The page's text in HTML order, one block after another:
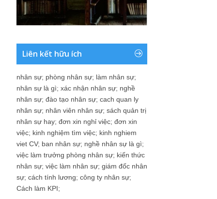
Liên kết hữu ích
nhân sự; phòng nhân sự; làm nhân sự;
nhân sự là gì; xác nhận nhân sự; nghề
nhân sự; đào tạo nhân sự; cach quan ly
nhân sự; nhân viên nhân sự; sách quản trị
nhân sự hay; đơn xin nghỉ việc; đơn xin
việc; kinh nghiệm tìm việc; kinh nghiem
viet CV; ban nhân sự; nghề nhân sự là gì;
việc làm trưởng phòng nhân sự; kiến thức
nhân sự; việc làm nhân sự; giám đốc nhân
sự; cách tính lương; công ty nhân sự;
Cách làm KPI;